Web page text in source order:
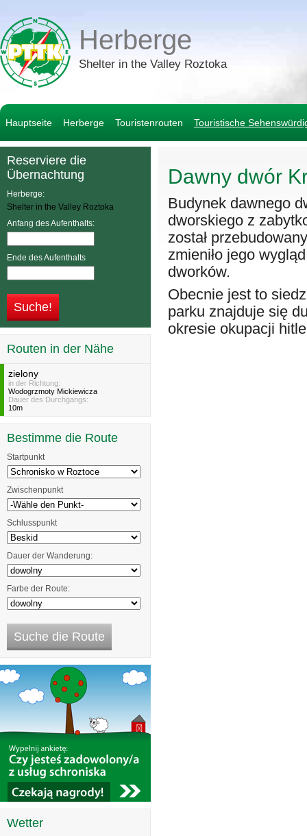
Herberge
Shelter in the Valley Roztoka
Hauptseite Herberge Touristenrouten Touristische
Reserviere die
Übernachtung
Herberge:
Shelter in the Valley Roztoka
Anfang des Aufenthalts:
Ende des Aufenthalts
Routen in der Nähe
zielony
in der Richtung:
Wodogrzmoty Mickiewicza
Dauer des Durchgangs:
10m
Bestimme die Route
Startpunkt
Zwischenpunkt
Schlusspunkt
Dauer der Wanderung:
Farbe der Route:
Wetter
Dawny dwór
Budynek dawnego
dworskiego z
został
zmieniło jego
dworków.
Obecnie jest to
parku znajduje się
okresie okupacji